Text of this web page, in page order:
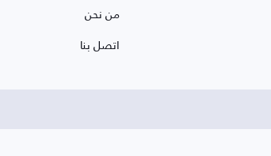
من نحن
اتصل بنا